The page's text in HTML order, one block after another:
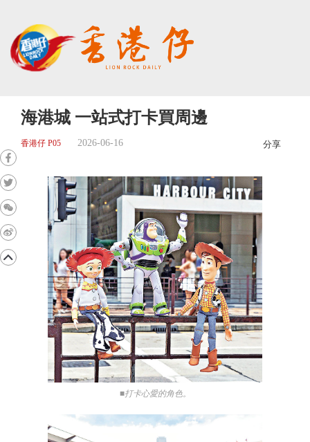
海港城 一站式打卡買周邊
香港仔 P05 2026-06-16 分享
■打卡心愛的角色。